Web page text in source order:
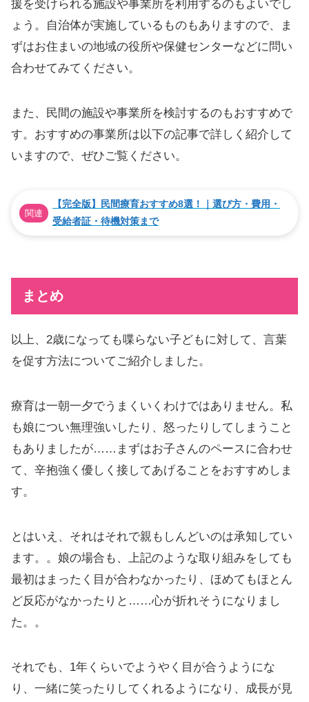
援を受けられる施設や事業所を利用するのもよいでし
ょう。自治体が実施しているものもありますので、ま
ずはお住まいの地域の役所や保健センターなどに問い
合わせてみてください。
また、民間の施設や事業所を検討するのもおすすめで
す。おすすめの事業所は以下の記事で詳しく紹介して
いますので、ぜひご覧ください。
関連
【完全版】民間療育おすすめ8選！｜選び方・費用・
受給者証・待機対策まで
まとめ
以上、2歳になっても喋らない子どもに対して、言葉
を促す方法についてご紹介しました。
療育は一朝一夕でうまくいくわけではありません。私
も娘につい無理強いしたり、怒ったりしてしまうこと
もありましたが……まずはお子さんのペースに合わせ
て、辛抱強く優しく接してあげることをおすすめしま
す。
とはいえ、それはそれで親もしんどいのは承知してい
ます。。娘の場合も、上記のような取り組みをしても
最初はまったく目が合わなかったり、ほめてもほとん
ど反応がなかったりと……心が折れそうになりまし
た。。
それでも、1年くらいでようやく目が合うようにな
り、一緒に笑ったりしてくれるようになり、成長が見